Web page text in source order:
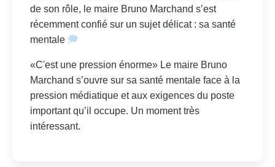
de son rôle, le maire Bruno Marchand s’est
récemment confié sur un sujet délicat : sa santé
mentale
«C'est une pression énorme» Le maire Bruno
Marchand s’ouvre sur sa santé mentale face à la
pression médiatique et aux exigences du poste
important qu’il occupe. Un moment très
intéressant.